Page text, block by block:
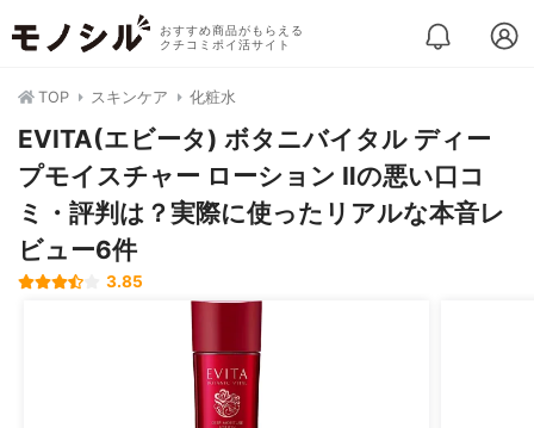
おすすめ商品がもらえる
クチコミポイ活サイト
TOP スキンケア 化粧水
EVITA(エビータ) ボタニバイタル ディー
プモイスチャー ローション Ⅱの悪い口コ
ミ・評判は？実際に使ったリアルな本音レ
ビュー6件
3.85